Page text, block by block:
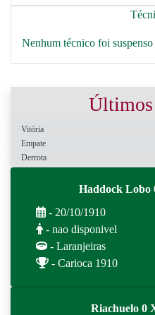
Nenhum técnico foi suspenso
Últimos
Vitória
Empate
Derrota
Haddock Lobo
- 20/10/1910
- nao disponivel
- Laranjeiras
- Carioca 1910
Riachuelo 0